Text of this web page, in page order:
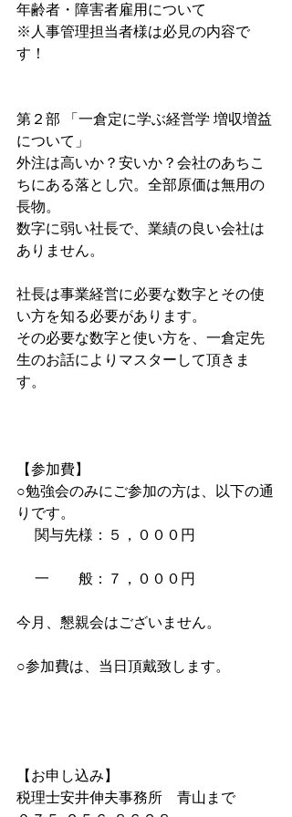
年齢者・障害者雇用について
※人事管理担当者様は必見の内容で
す！
第２部 「一倉定に学ぶ経営学 増収増益
について」
外注は高いか？安いか？会社のあちこ
ちにある落とし穴。全部原価は無用の
長物。
数字に弱い社長で、業績の良い会社は
ありません。
社長は事業経営に必要な数字とその使
い方を知る必要があります。
その必要な数字と使い方を、一倉定先
生のお話によりマスターして頂きま
す。
【参加費】
○勉強会のみにご参加の方は、以下の通
りです。
関与先様：５，０００円
一　　般：７，０００円
今月、懇親会はございません。
○参加費は、当日頂戴致します。
【お申し込み】
税理士安井伸夫事務所　青山まで